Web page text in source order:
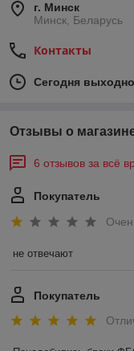
г. Минск
Минск, Беларусь
Контакты
Сегодня
Отзывы о
6 отзывов за всё
Покупатель
не отвечают
Покупатель